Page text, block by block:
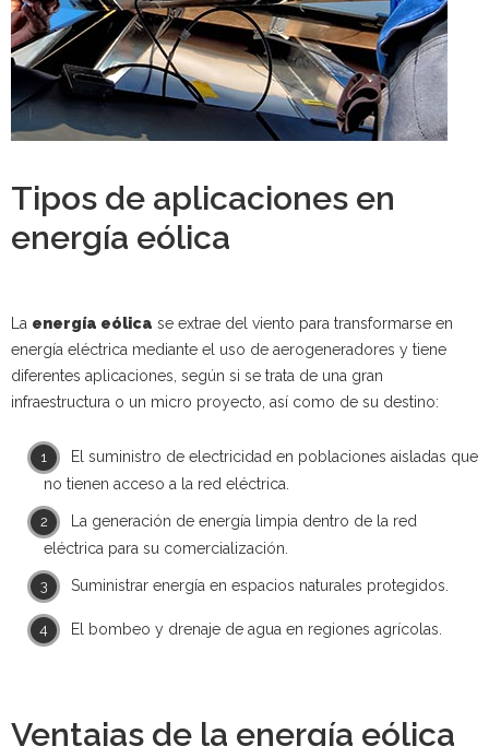
Tipos de aplicaciones en
energía eólica
La energía eólica se extrae del viento para transformarse en
energía eléctrica mediante el uso de aerogeneradores y tiene
diferentes aplicaciones, según si se trata de una gran
infraestructura o un micro proyecto, así como de su destino:
El suministro de electricidad en poblaciones aisladas que
no tienen acceso a la red eléctrica.
La generación de energía limpia dentro de la red
eléctrica para su comercialización.
Suministrar energía en espacios naturales protegidos.
El bombeo y drenaje de agua en regiones agrícolas.
Ventajas de la energía eólica